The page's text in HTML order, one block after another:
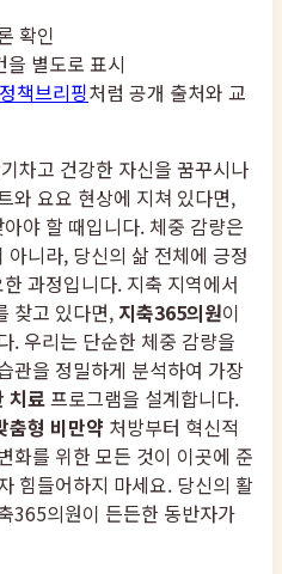
확인
을 별도로 표시
책브리핑처럼 공개 출처와 교
차고 건강한 자신을 꿈꾸시나
와 요요 현상에 지쳐 있다면,
야 할 때입니다. 체중 감량은
니라, 당신의 삶 전체에 긍정
과정입니다. 지축 지역에서
찾고 있다면, 지축365의원이
. 우리는 단순한 체중 감량을
관을 정밀하게 분석하여 가장
치료프로그램을 설계합니다.
춤형 비만약 처방부터 혁신적
화를 위한 모든 것이 이곳에 준
힘들어하지 마세요. 당신의 활
365의원이 든든한 동반자가